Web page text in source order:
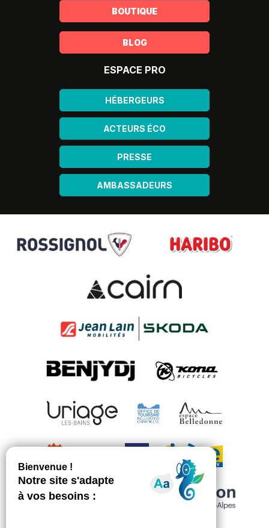
BOUTIQUE
BLOG
ESPACE PRO
HÉBERGEURS
ACTEURS ÉCO
PRESSE
AMBASSADEURS